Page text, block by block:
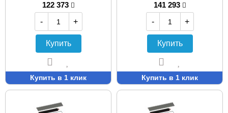
122 373
-
+
Купить
Купить в 1 клик
141 293
-
+
Купить
Купить в 1 клик